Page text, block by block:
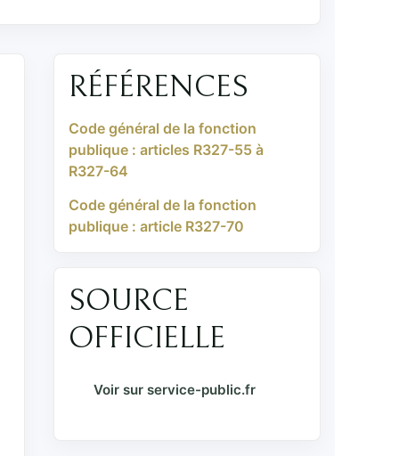
RÉFÉRENCES
Code général de la fonction
publique : articles R327-55 à
R327-64
Code général de la fonction
publique : article R327-70
SOURCE
OFFICIELLE
Voir sur service-public.fr